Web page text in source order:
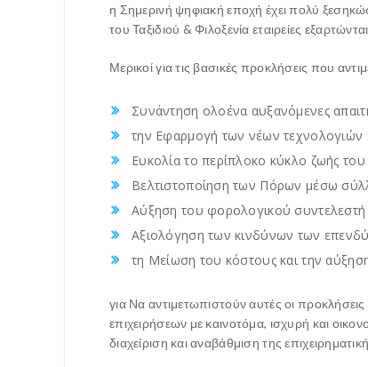
η Σημερινή ψηφιακή εποχή έχει πολύ
του Ταξιδιού & Φιλοξενία εταιρείες
Μερικοί για τις βασικές προκλήσεις που
Συνάντηση ολοένα αυξανόμενες
την Εφαρμογή των νέων τεχνολογιών
Ευκολία το περίπλοκο κύκλο ζωής
Βελτιστοποίηση των Πόρων μέσω
Αύξηση του φορολογικού συντελεστή
Αξιολόγηση των κινδύνων των
τη Μείωση του κόστους και την
για Να αντιμετωπιστούν αυτές οι
επιχειρήσεων με καινοτόμα, ισχυρή και
διαχείριση και αναβάθμιση της